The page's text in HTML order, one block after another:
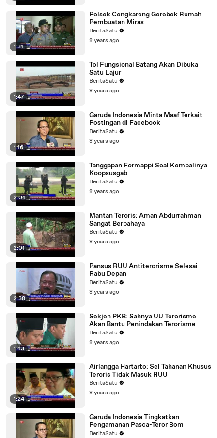
1:31
Polsek Cengkareng Gerebek Rumah
Pembuatan Miras
BeritaSatu
8 years ago
1:47
Tol Fungsional Batang Akan Dibuka
Satu Lajur
BeritaSatu
8 years ago
1:16
Garuda Indonesia Minta Maaf Terkait
Postingan di Facebook
BeritaSatu
8 years ago
2:04
Tanggapan Formappi Soal Kembalinya
Koopsusgab
BeritaSatu
8 years ago
2:01
Mantan Teroris: Aman Abdurrahman
Sangat Berbahaya
BeritaSatu
8 years ago
2:38
Pansus RUU Antiterorisme Selesai
Rabu Depan
BeritaSatu
8 years ago
1:43
Sekjen PKB: Sahnya UU Terorisme
Akan Bantu Penindakan Terorisme
BeritaSatu
8 years ago
1:24
Airlangga Hartarto: Sel Tahanan Khusus
Teroris Tidak Masuk RUU
BeritaSatu
8 years ago
Garuda Indonesia Tingkatkan
Pengamanan Pasca-Teror Bom
BeritaSatu